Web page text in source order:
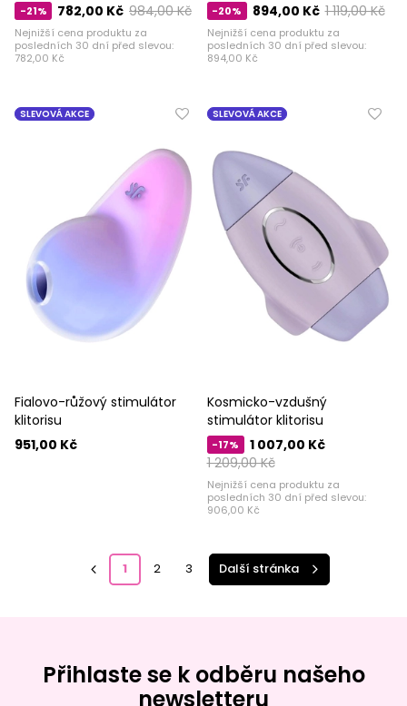
-21% 984,00 Kč
782,00 Kč
Nejnižší cena produktu za
posledních 30 dní před slevou:
782,00 Kč
-20% 1 119,00 Kč
894,00 Kč
Nejnižší cena produktu za
posledních 30 dní před slevou:
894,00 Kč
SLEVOVÁ AKCE
Fialovo-růžový stimulátor
klitorisu
951,00 Kč
SLEVOVÁ AKCE
Kosmicko-vzdušný
stimulátor klitorisu
-17%
1 209,00 Kč
1 007,00 Kč
Nejnižší cena produktu za
posledních 30 dní před slevou:
906,00 Kč
1 2 3 Další stránka
Přihlaste se k odběru našeho
newsletteru